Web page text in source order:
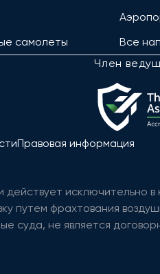
самолеты
Все
Член
Правовая информация
путем фрахтования
суда, не является